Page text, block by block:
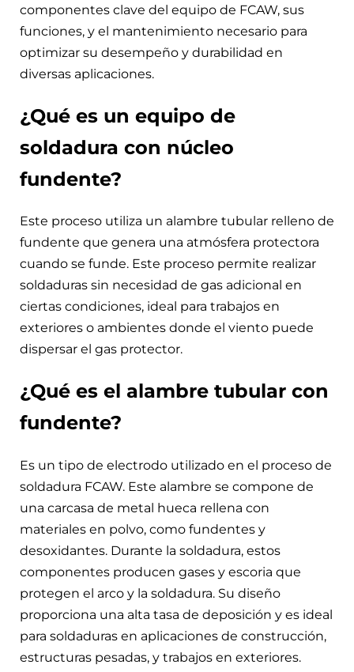
componentes clave del equipo de FCAW, sus
funciones, y el mantenimiento necesario para
optimizar su desempeño y durabilidad en
diversas aplicaciones.
¿Qué es un equipo de
soldadura con núcleo
fundente?
Este proceso utiliza un alambre tubular relleno de
fundente que genera una atmósfera protectora
cuando se funde. Este proceso permite realizar
soldaduras sin necesidad de gas adicional en
ciertas condiciones, ideal para trabajos en
exteriores o ambientes donde el viento puede
dispersar el gas protector.
¿Qué es el alambre tubular con
fundente?
Es un tipo de electrodo utilizado en el proceso de
soldadura FCAW. Este alambre se compone de
una carcasa de metal hueca rellena con
materiales en polvo, como fundentes y
desoxidantes. Durante la soldadura, estos
componentes producen gases y escoria que
protegen el arco y la soldadura. Su diseño
proporciona una alta tasa de deposición y es ideal
para soldaduras en aplicaciones de construcción,
estructuras pesadas, y trabajos en exteriores.